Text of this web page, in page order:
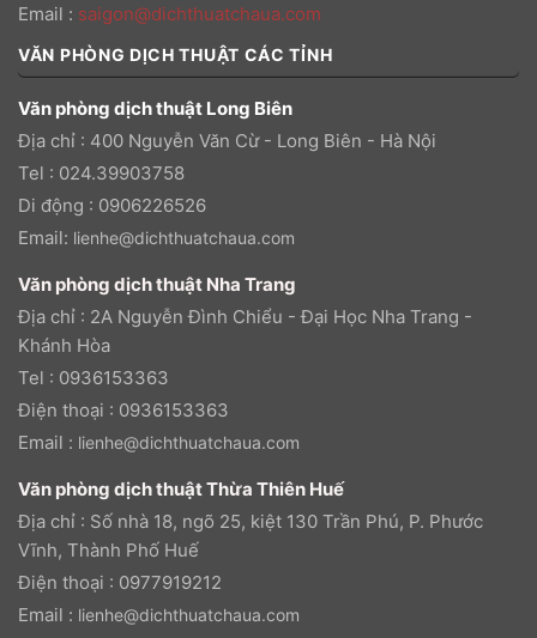
Email : saigon@dichthuatchaua.com
VĂN PHÒNG DỊCH THUẬT CÁC TỈNH
Văn phòng dịch thuật Long Biên
Địa chỉ : 400 Nguyễn Văn Cừ - Long Biên - Hà Nội
Tel : 024.39903758
Di động : 0906226526
Email: lienhe@dichthuatchaua.com
Văn phòng dịch thuật Nha Trang
Địa chỉ : 2A Nguyễn Đình Chiểu - Đại Học Nha Trang -
Khánh Hòa
Tel : 0936153363
Điện thoại : 0936153363
Email : lienhe@dichthuatchaua.com
Văn phòng dịch thuật Thừa Thiên Huế
Địa chỉ : Số nhà 18, ngõ 25, kiệt 130 Trần Phú, P. Phước
Vĩnh, Thành Phố Huế
Điện thoại : 0977919212
Email : lienhe@dichthuatchaua.com